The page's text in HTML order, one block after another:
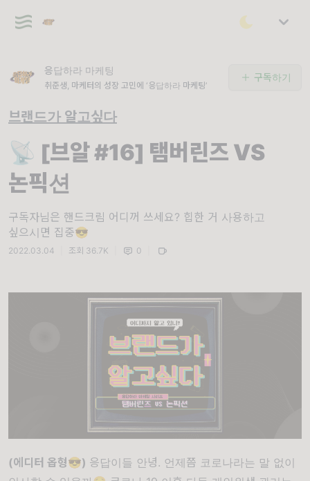
응답하라 마케팅
취준생, 마케터의 성장 고민에 ‘응답하라 마케팅’
구독하기
브랜드가 알고싶다
📡 [브알 #16] 탬버린즈 VS
논픽션
구독자님은 핸드크림 어디꺼 쓰세요? 힙한 거 사용하고
싶으시면 집중😎
2022.03.04 조회 36.7K 0
(에디터 옵형😎) 응답이들 안녕. 언제쯤 코로나라는 말 없이